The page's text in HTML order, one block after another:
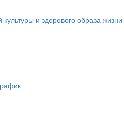
и здорового образа жизни